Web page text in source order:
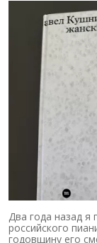
Два года назад я
российского
годовщину его